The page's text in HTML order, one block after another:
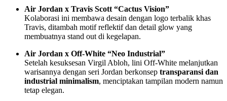
Air Jordan x Travis Scott “Cactus Vision”
Kolaborasi ini membawa desain dengan logo terbalik khas
Travis, ditambah motif reflektif dan detail glow yang
membuatnya stand out di kegelapan.
Air Jordan x Off-White “Neo Industrial”
Setelah kesuksesan Virgil Abloh, lini Off-White melanjutkan
warisannya dengan seri Jordan berkonsep transparansi dan
industrial minimalism, menciptakan tampilan modern namun
tetap elegan.